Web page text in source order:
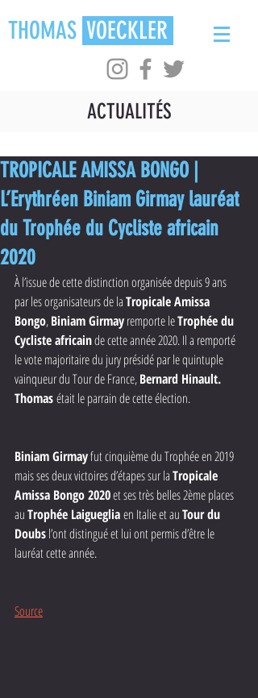
THOMAS VOECKLER
ACTUALITÉS
TROPICALE AMISSA BONGO |
L’Erythréen Biniam Girmay lauréat
du Trophée du Cycliste africain
2020
À l’issue de cette distinction organisée depuis 9 ans
par les organisateurs de la Tropicale Amissa
Bongo, Biniam Girmay remporte le Trophée du
Cycliste africain de cette année 2020. Il a remporté
le vote majoritaire du jury présidé par le quintuple
vainqueur du Tour de France, Bernard Hinault.
Thomas était le parrain de cette élection.
Biniam Girmay fut cinquième du Trophée en 2019
mais ses deux victoires d’étapes sur la Tropicale
Amissa Bongo 2020 et ses très belles 2ème places
au Trophée Laigueglia en Italie et au Tour du
Doubs l’ont distingué et lui ont permis d’être le
lauréat cette année.
Source